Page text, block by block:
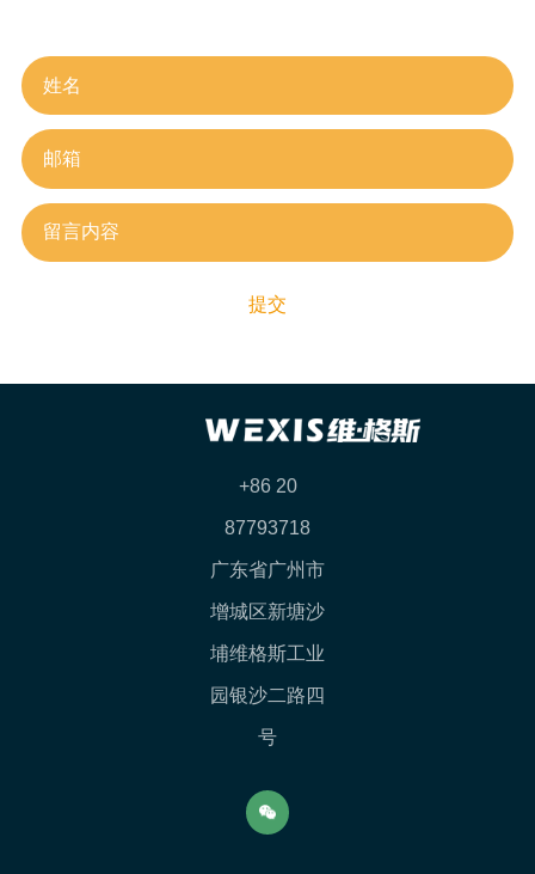
提交
+86 20
87793718
广东省广州市
增城区新塘沙
埔维格斯工业
园银沙二路四
号